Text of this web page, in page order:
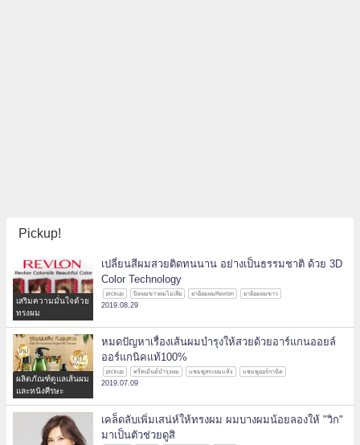
Pickup!
เสริมความมั่นใจด้วย
ทรงผม
เปลี่ยนสีผมสวยติดทนนาน อย่างเป็นธรรมชาติ ด้วย 3D
Color Technology
pickup ปิดผมขาวผมไม่เสีย ยาย้อมผมRevlon ยาย้อมผมขาว
2019.08.29
ผลิตภัณฑ์ดูแลเส้นผม
และหนังศีรษะ
หมดปัญหาเรื่องเส้นผมบำรุงให้สวยด้วยอาร์แกนออยล์
ออร์แกนิคแท้100%
pickup ทรีทเม้นต์บำรุงผม แชมพูสระผมแห้ง แชมพูออร์กานิค
2019.07.09
เคล็ดลับเพิ่มเสน่ห์ให้ทรงผม ผมบางผมน้อยลองให้ "วิก"
มาเป็นตัวช่วยดูสิ